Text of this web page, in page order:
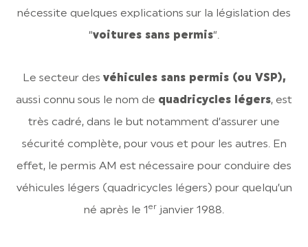
nécessite quelques explications sur la législation des
“voitures sans permis“.
Le secteur des véhicules sans permis (ou VSP),
aussi connu sous le nom de quadricycles légers, est
très cadré, dans le but notamment d’assurer une
sécurité complète, pour vous et pour les autres. En
effet, le permis AM est nécessaire pour conduire des
véhicules légers (quadricycles légers) pour quelqu’un
né après le 1 er janvier 1988.